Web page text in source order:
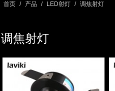
首页 / 产品 / LED射灯 / 调焦射灯
调焦射灯